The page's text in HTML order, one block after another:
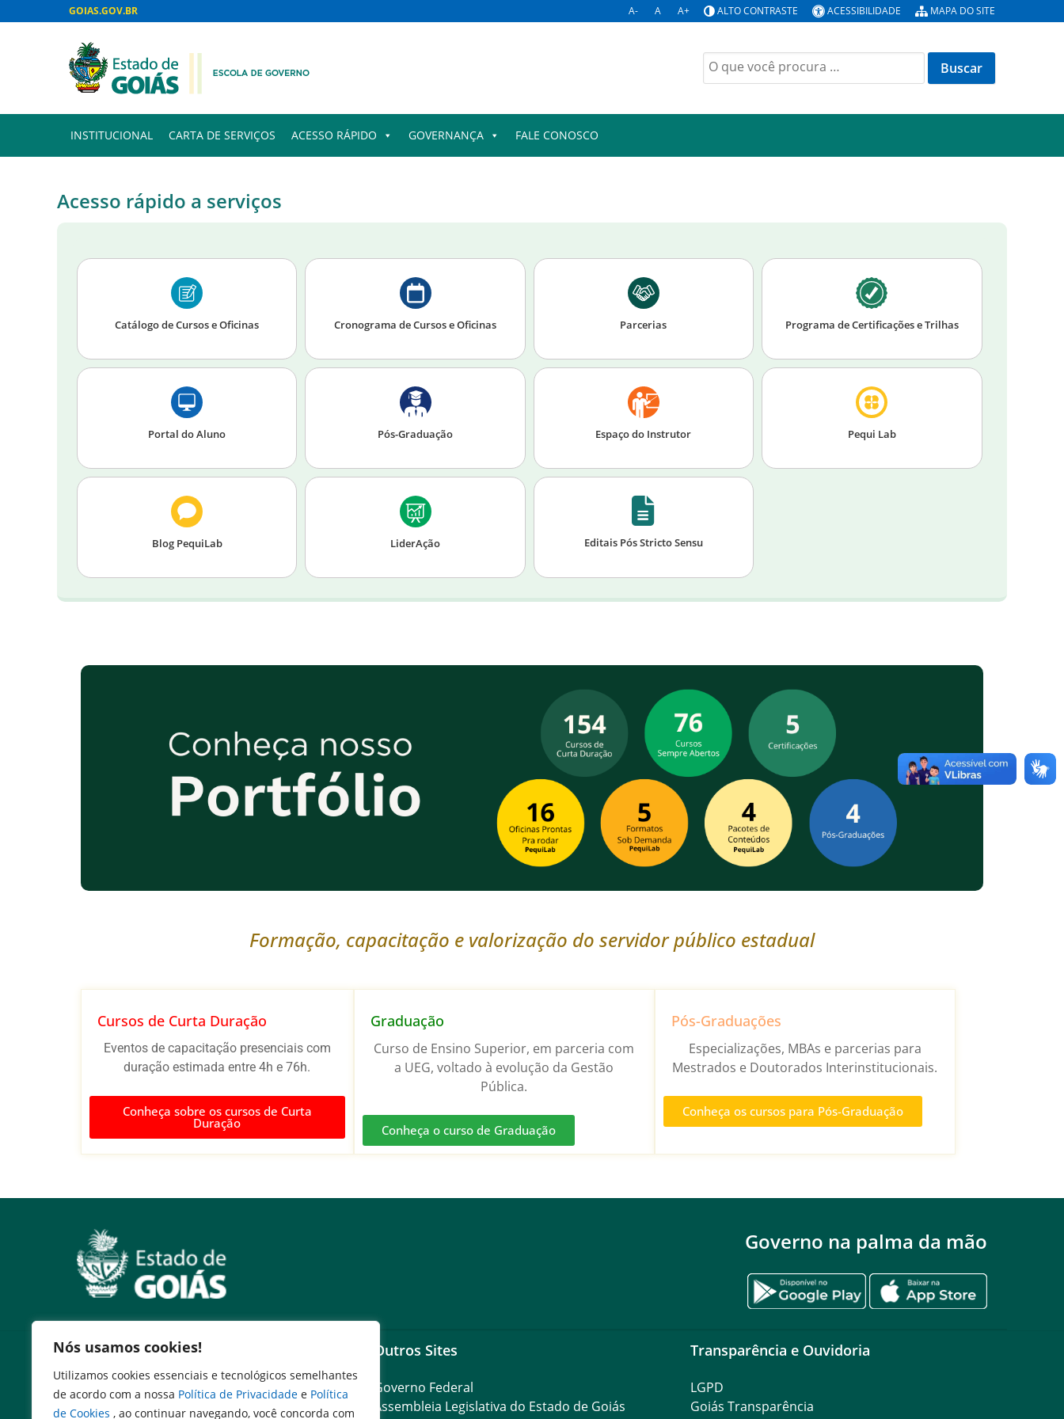
Nós usamos cookies!
Utilizamos cookies essenciais e tecnológicos semelhantes
de acordo com a nossa Política de Privacidade e Política
de Cookies , ao continuar navegando, você concorda com
GOIAS.GOV.BR A- A A+ ALTO CONTRASTE ACESSIBILIDADE MAPA DO SITE
INSTITUCIONAL CARTA DE SERVIÇOS ACESSO RÁPIDO GOVERNANÇA FALE CONOSCO
Acesso rápido a serviços
Catálogo de Cursos e Oficinas Cronograma de Cursos e Oficinas Parcerias Programa de Certificações e Trilhas
Portal do Aluno Pós-Graduação Espaço do Instrutor Pequi Lab
Blog PequiLab LiderAção Editais Pós Stricto Sensu
Formação, capacitação e valorização do servidor público estadual
Cursos de Curta Duração
Eventos de capacitação presenciais com
duração estimada entre 4h e 76h.
Conheça sobre os cursos de Curta
Duração
Graduação
Curso de Ensino Superior, em parceria com
a UEG, voltado à evolução da Gestão
Pública.
Conheça o curso de Graduação
Pós-Graduações
Especializações, MBAs e parcerias para
Mestrados e Doutorados Interinstitucionais.
Conheça os cursos para Pós-Graduação
Governo na palma da mão
Serviços
Expresso Goiás
Expresso Aplicações
Outros Sites
Governo Federal
Assembleia Legislativa do Estado de Goiás
Transparência e Ouvidoria
LGPD
Goiás Transparência